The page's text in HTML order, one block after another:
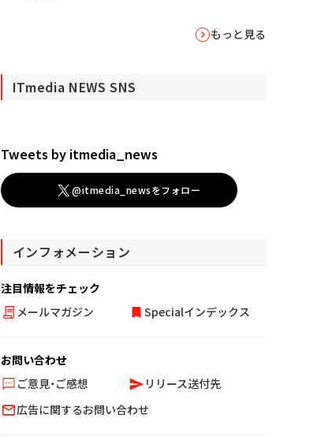
もっと見る
ITmedia NEWS SNS
Tweets by itmedia_news
@itmedia_newsをフォロー
インフォメーション
注目情報をチェック
メールマガジン
Specialインデックス
お問い合わせ
ご意見・ご感想
リリース送付先
広告に関するお問い合わせ